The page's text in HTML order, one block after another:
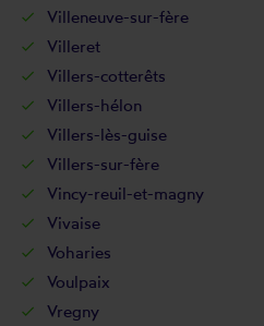
Villeneuve-sur-fère
Villeret
Villers-cotterêts
Villers-hélon
Villers-lès-guise
Villers-sur-fère
Vincy-reuil-et-magny
Vivaise
Voharies
Voulpaix
Vregny